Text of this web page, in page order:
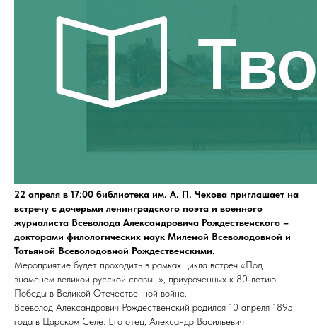
22 апреля в 17:00 библиотека им. А. П. Чехова приглашает на
встречу с дочерьми ленинградского поэта и военного
журналиста Всеволода Александровича Рождественского –
докторами филологических наук Миленой Всеволодовной и
Татьяной Всеволодовной Рождественскими.
Мероприятие будет проходить в рамках цикла встреч «Под
знаменем великой русской славы…», приуроченных к 80-летию
Победы в Великой Отечественной войне.
Всеволод Александрович Рождественский родился 10 апреля 1895
года в Царском Селе. Его отец, Александр Васильевич